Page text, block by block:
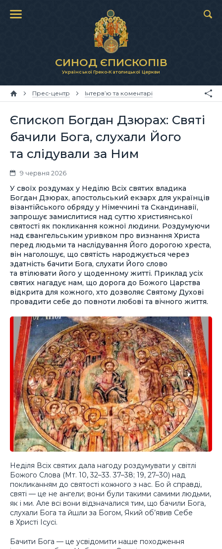
СИНОД ЄПИСКОПІВ
Української Греко-Католицької Церкви
Прес-центр Інтерв’ю та коментарі
Єпископ Богдан Дзюрах: Святі
бачили Бога, слухали Його
та слідували за Ним
9 червня 2026
У своїх роздумах у Неділю Всіх святих владика
Богдан Дзюрах, апостольський екзарх для українців
візантійського обряду у Німеччині та Скандинавії,
запрошує замислитися над суттю християнської
святості як покликання кожної людини. Роздумуючи
над євангельським уривком про визнання Христа
перед людьми та наслідування Його дорогою хреста,
він наголошує, що святість народжується через
здатність бачити Бога, слухати Його слово
та втілювати його у щоденному житті. Приклад усіх
святих нагадує нам, що дорога до Божого Царства
відкрита для кожного, хто дозволяє Святому Духові
провадити себе до повноти любові та вічного життя.
Неділя Всіх святих дала нагоду роздумувати у світлі
Божого Слова (Мт. 10, 32–33. 37–38; 19, 27–30) над
покликанням до святості кожного з нас. Бо й справді,
святі — це не ангели; вони були такими самими людьми,
як і ми. Але всі вони відзначалися тим, що бачили Бога,
слухали Бога та йшли за Богом, Який об’явив Себе
в Христі Ісусі.
Бачити Бога — це усвідомити наше походження